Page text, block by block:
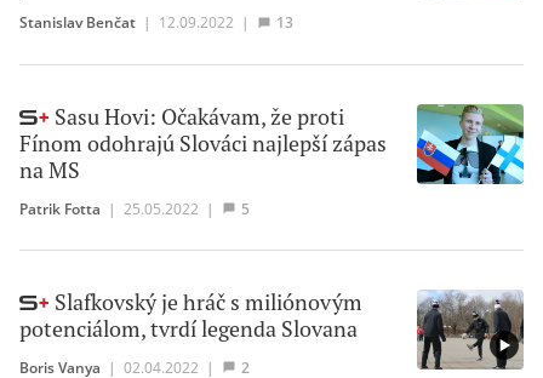
Stanislav Benčat | 12.09.2022 | 13
Sasu Hovi: Očakávam, že proti
Fínom odohrajú Slováci najlepší zápas
na MS
Patrik Fotta | 25.05.2022 | 5
Slafkovský je hráč s miliónovým
potenciálom, tvrdí legenda Slovana
Boris Vanya | 02.04.2022 | 2